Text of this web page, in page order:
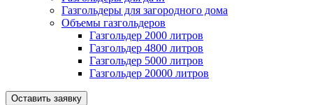
Газгольдеры для загородного дома
Объемы газгольдеров
Газгольдер 2000 литров
Газгольдер 4800 литров
Газгольдер 5000 литров
Газгольдер 20000 литров
Оставить заявку